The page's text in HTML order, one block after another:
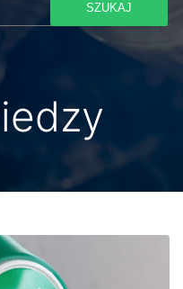
SZUKAJ